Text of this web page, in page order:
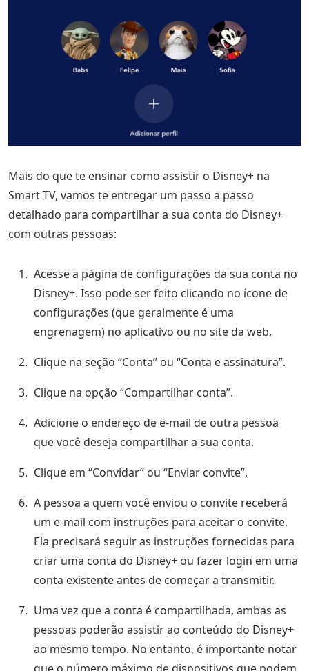
Mais do que te ensinar como assistir o Disney+ na
Smart TV, vamos te entregar um passo a passo
detalhado para compartilhar a sua conta do Disney+
com outras pessoas:
Acesse a página de configurações da sua conta no
Disney+. Isso pode ser feito clicando no ícone de
configurações (que geralmente é uma
engrenagem) no aplicativo ou no site da web.
Clique na seção “Conta” ou “Conta e assinatura”.
Clique na opção “Compartilhar conta”.
Adicione o endereço de e-mail de outra pessoa
que você deseja compartilhar a sua conta.
Clique em “Convidar” ou “Enviar convite”.
A pessoa a quem você enviou o convite receberá
um e-mail com instruções para aceitar o convite.
Ela precisará seguir as instruções fornecidas para
criar uma conta do Disney+ ou fazer login em uma
conta existente antes de começar a transmitir.
Uma vez que a conta é compartilhada, ambas as
pessoas poderão assistir ao conteúdo do Disney+
ao mesmo tempo. No entanto, é importante notar